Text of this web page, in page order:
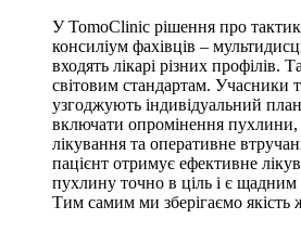
У TomoClinic рішення про
консиліум фахівців –
входять лікарі різних профілів.
світовим стандартам. Учасники
узгоджують індивідуальний
включати опромінення пухлини,
лікування та оперативне
пацієнт отримує ефективне
пухлину точно в ціль і є
Тим самим ми зберігаємо